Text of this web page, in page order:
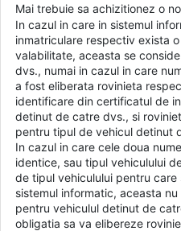
Mai trebuie sa achizitionez o
In cazul in care in sistemul
inmatriculare respectiv exista
valabilitate, aceasta se
dvs., numai in cazul in care
a fost eliberata rovinieta
identificare din certificatul de
detinut de catre dvs., si
pentru tipul de vehicul detinut
In cazul in care cele doua
identice, sau tipul vehiculului
de tipul vehiculului pentru
sistemul informatic, aceasta
pentru vehiculul detinut de
obligatia sa va elibereze